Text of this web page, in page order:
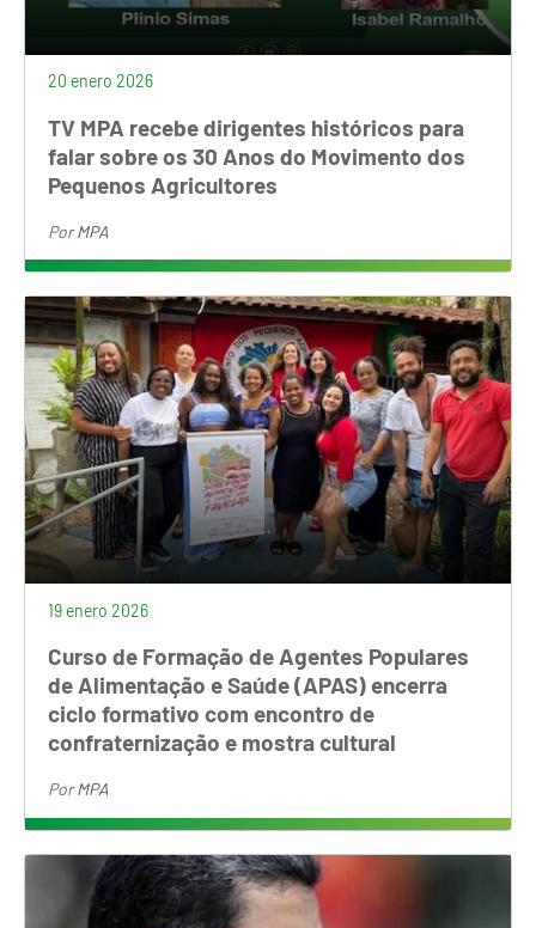
20 enero 2026
TV MPA recebe dirigentes históricos para
falar sobre os 30 Anos do Movimento dos
Pequenos Agricultores
PorMPA
19 enero 2026
Curso de Formação de Agentes Populares
de Alimentação e Saúde (APAS) encerra
ciclo formativo com encontro de
confraternização e mostra cultural
PorMPA